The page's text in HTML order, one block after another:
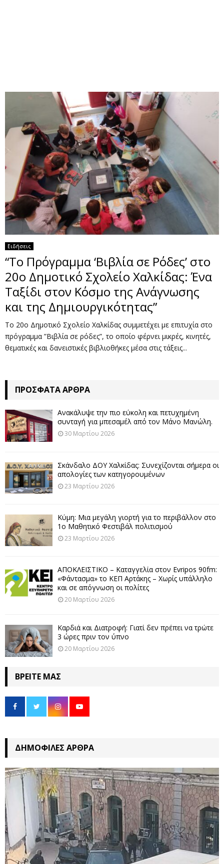
U
Ειδήσεις
“Το Πρόγραμμα ‘Βιβλία σε Ρόδες’ στο
20ο Δημοτικό Σχολείο Χαλκίδας: Ένα
Ταξίδι στον Κόσμο της Ανάγνωσης
και της Δημιουργικότητας”
Το 20ο Δημοτικό Σχολείο Χαλκίδας συμμετέχει με επιτυχία στο
πρόγραμμα ”Βιβλία σε ρόδες”, το οποίο φέρνει μικρές, κινητές,
θεματικές και δανειστικές βιβλιοθήκες μέσα στις τάξεις...
ΠΡΌΣΦΑΤΑ ΆΡΘΡΑ
Ανακάλυψε την πιο εύκολη και πετυχημένη
συνταγή για μπεσαμέλ από τον Μάνο Μανώλη.
30 Μαρτίου 2026
Σκάνδαλο ΔΟΥ Χαλκίδας: Συνεχίζονται σήμερα οι
απολογίες των κατηγορουμένων
23 Μαρτίου 2026
Κύμη: Μια μεγάλη γιορτή για το περιβάλλον στο
1ο Μαθητικό Φεστιβάλ πολιτισμού
23 Μαρτίου 2026
ΑΠΟΚΛΕΙΣΤΙΚΟ – Καταγγελία στον Evripos 90fm:
«Φάντασμα» το ΚΕΠ Αρτάκης – Χωρίς υπάλληλο
και σε απόγνωση οι πολίτες
20 Μαρτίου 2026
Καρδιά και Διατροφή: Γιατί δεν πρέπει να τρώτε
3 ώρες πριν τον ύπνο
20 Μαρτίου 2026
ΒΡΕΊΤΕ ΜΑΣ
ΔΗΜΟΦΙΛΈΣ ΆΡΘΡΑ